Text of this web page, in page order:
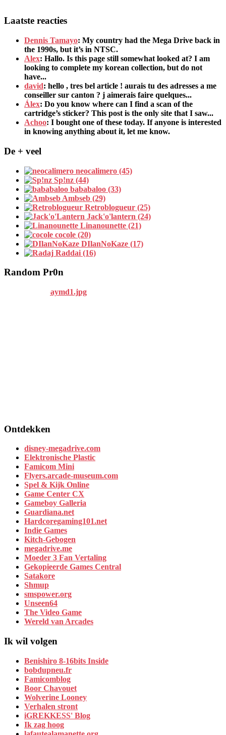
Laatste reacties
Dennis Tamayo: My country had the Mega Drive back in
the 1990s, but it’s in NTSC.
Alex: Hallo. Is this page still somewhat looked at? I am
looking to complete my korean collection, but do not
have...
david: hello , tres bel article ! aurais tu des adresses a me
conseiller sur canton ? j aimerais faire quelques...
Álex: Do you know where can I find a scan of the
cartridge’s sticker? This post is the only site that I saw...
Achoo: I bought one of these today. If anyone is interested
in knowing anything about it, let me know.
De + veel
neocalimero (45)
Sp!nz (44)
bababaloo (33)
Ambseb (29)
Retroblogueur (25)
Jack'o'lantern (24)
Linanounette (21)
cocole (20)
DIlanNoKaze (17)
Raddai (16)
Random Pr0n
Ontdekken
disney-megadrive.com
Elektronische Plastic
Famicom Mini
Flyers.arcade-museum.com
Spel & Kijk Online
Game Center CX
Gameboy Galleria
Guardiana.net
Hardcoregaming101.net
Indie Games
Kitch-Gebogen
megadrive.me
Moeder 3 Fan Vertaling
Gekopieerde Games Central
Satakore
Shmup
smspower.org
Unseen64
The Video Game
Wereld van Arcades
Ik wil volgen
Benishiro 8-16bits Inside
bobdupneu.fr
Famicomblog
Boor Chavouet
Wolverine Looney
Verhalen stront
iGREKKESS' Blog
Ik zag hoog